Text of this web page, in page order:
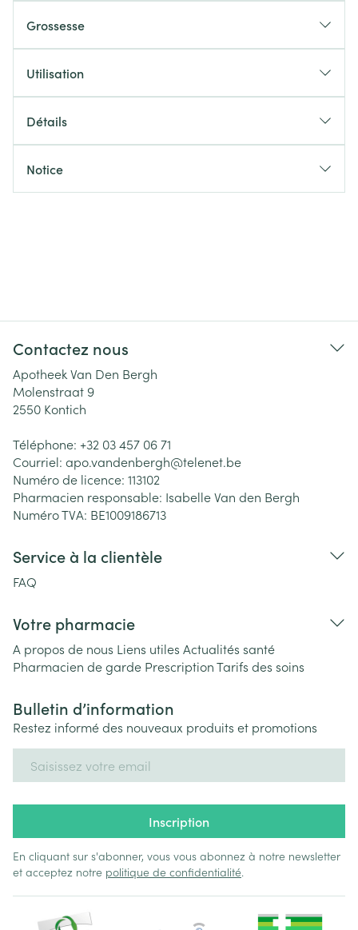
Grossesse
Utilisation
Détails
Notice
Contactez nous
Apotheek Van Den Bergh
Molenstraat 9
2550 Kontich
Téléphone: +32 03 457 06 71
Courriel: apo.vandenbergh@telenet.be
Numéro de licence: 113102
Pharmacien responsable: Isabelle Van den Bergh
Numéro TVA: BE1009186713
Service à la clientèle
FAQ
Votre pharmacie
A propos de nous Liens utiles Actualités santé
Pharmacien de garde PrescriptionTarifs des soins
Bulletin d’information
Restez informé des nouveaux produits et promotions
Inscription
En cliquant sur s'abonner, vous vous abonnez à notre newsletter
et acceptez notre politique de confidentialité.